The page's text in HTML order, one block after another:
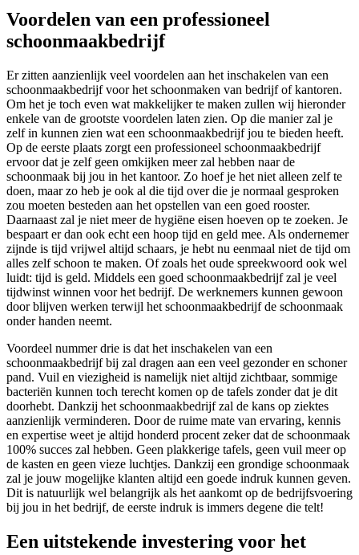
Voordelen van een professioneel
schoonmaakbedrijf
Er zitten aanzienlijk veel voordelen aan het inschakelen van een
schoonmaakbedrijf voor het schoonmaken van bedrijf of kantoren.
Om het je toch even wat makkelijker te maken zullen wij hieronder
enkele van de grootste voordelen laten zien. Op die manier zal je
zelf in kunnen zien wat een schoonmaakbedrijf jou te bieden heeft.
Op de eerste plaats zorgt een professioneel schoonmaakbedrijf
ervoor dat je zelf geen omkijken meer zal hebben naar de
schoonmaak bij jou in het kantoor. Zo hoef je het niet alleen zelf te
doen, maar zo heb je ook al die tijd over die je normaal gesproken
zou moeten besteden aan het opstellen van een goed rooster.
Daarnaast zal je niet meer de hygiëne eisen hoeven op te zoeken. Je
bespaart er dan ook echt een hoop tijd en geld mee. Als ondernemer
zijnde is tijd vrijwel altijd schaars, je hebt nu eenmaal niet de tijd om
alles zelf schoon te maken. Of zoals het oude spreekwoord ook wel
luidt: tijd is geld. Middels een goed schoonmaakbedrijf zal je veel
tijdwinst winnen voor het bedrijf. De werknemers kunnen gewoon
door blijven werken terwijl het schoonmaakbedrijf de schoonmaak
onder handen neemt.
Voordeel nummer drie is dat het inschakelen van een
schoonmaakbedrijf bij zal dragen aan een veel gezonder en schoner
pand. Vuil en viezigheid is namelijk niet altijd zichtbaar, sommige
bacteriën kunnen toch terecht komen op de tafels zonder dat je dit
doorhebt. Dankzij het schoonmaakbedrijf zal de kans op ziektes
aanzienlijk verminderen. Door de ruime mate van ervaring, kennis
en expertise weet je altijd honderd procent zeker dat de schoonmaak
100% succes zal hebben. Geen plakkerige tafels, geen vuil meer op
de kasten en geen vieze luchtjes. Dankzij een grondige schoonmaak
zal je jouw mogelijke klanten altijd een goede indruk kunnen geven.
Dit is natuurlijk wel belangrijk als het aankomt op de bedrijfsvoering
bij jou in het bedrijf, de eerste indruk is immers degene die telt!
Een uitstekende investering voor het